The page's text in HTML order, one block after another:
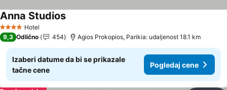
4 ZvezdiceHotel
Anna Studios
9,3 Odlično 454 Agios Prokopios, Parikia: udaljenost 18.1 km
Izaberi datume da bi se prikazale
tačne cene
Pogledaj cene